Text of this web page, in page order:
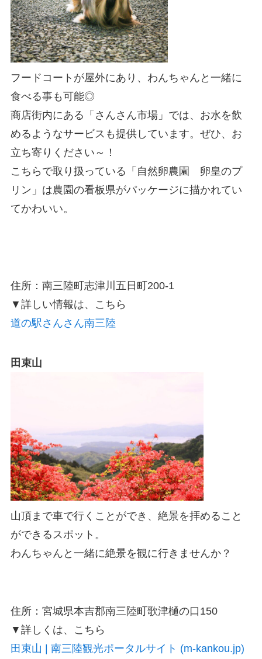
フードコートが屋外にあり、わんちゃんと一緒に
食べる事も可能◎
商店街内にある「さんさん市場」では、お水を飲
めるようなサービスも提供しています。ぜひ、お
立ち寄りください～！
こちらで取り扱っている「自然卵農園 卵皇のプ
リン」は農園の看板県がパッケージに描かれてい
てかわいい。
住所： 南三陸町志津川五日町200-1
▼詳しい情報は、こちら
道の駅さんさん南三陸
田束山
山頂まで車で行くことができ、絶景を拝めること
ができるスポット。
わんちゃんと一緒に絶景を観に行きませんか？
住所：宮城県本吉郡南三陸町歌津樋の口150
▼詳しくは、こちら
田束山 | 南三陸観光ポータルサイト (m-kankou.jp)